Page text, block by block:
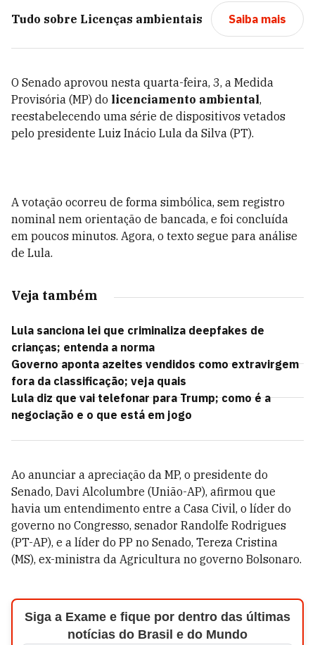
Tudo sobre Licenças ambientais Saiba mais
O Senado aprovou nesta quarta-feira, 3, a Medida
Provisória (MP) do licenciamento ambiental,
reestabelecendo uma série de dispositivos vetados
pelo presidente Luiz Inácio Lula da Silva (PT).
A votação ocorreu de forma simbólica, sem registro
nominal nem orientação de bancada, e foi concluída
em poucos minutos. Agora, o texto segue para análise
de Lula.
Veja também
Lula sanciona lei que criminaliza deepfakes de
crianças; entenda a norma
Governo aponta azeites vendidos como extravirgem
fora da classificação; veja quais
Lula diz que vai telefonar para Trump; como é a
negociação e o que está em jogo
Ao anunciar a apreciação da MP, o presidente do
Senado, Davi Alcolumbre (União-AP), afirmou que
havia um entendimento entre a Casa Civil, o líder do
governo no Congresso, senador Randolfe Rodrigues
(PT-AP), e a líder do PP no Senado, Tereza Cristina
(MS), ex-ministra da Agricultura no governo Bolsonaro.
Siga a Exame e fique por dentro das últimas
notícias do Brasil e do Mundo